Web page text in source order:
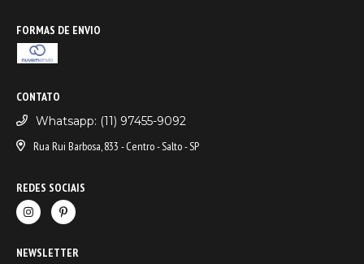
FORMAS DE ENVIO
CONTATO
Whatsapp: (11) 97455-9092
Rua Rui Barbosa, 833 - Centro - Salto - SP
REDES SOCIAIS
NEWSLETTER